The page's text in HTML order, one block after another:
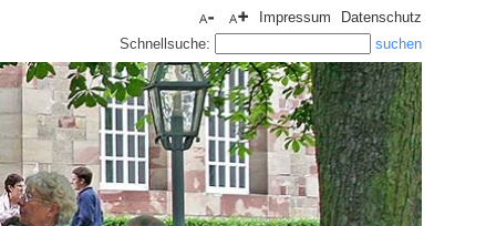
Impressum
Datenschutz
Schnellsuche: